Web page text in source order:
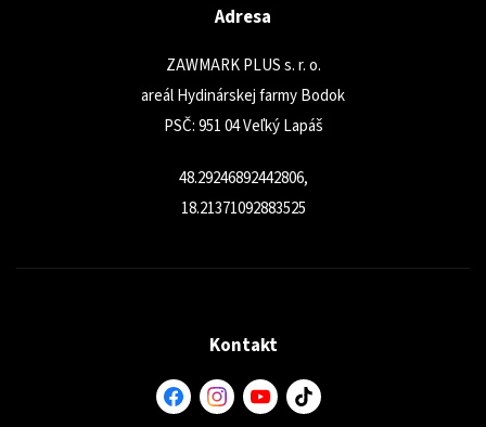
Adresa
ZAWMARK PLUS s. r. o.
areál Hydinárskej farmy Bodok
PSČ: 951 04 Veľký Lapáš
48.29246892442806,
18.21371092883525
Kontakt